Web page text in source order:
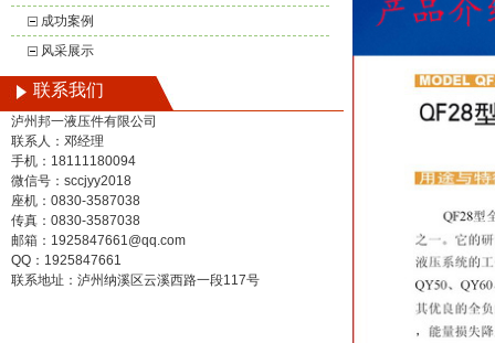
成功案例
风采展示
联系我们
泸州邦一液压件有限公司
联系人：邓经理
手机：18111180094
微信号：sccjyy2018
座机：0830-3587038
传真：0830-3587038
邮箱：1925847661@qq.com
QQ：1925847661
联系地址：泸州纳溪区云溪西路一段117号